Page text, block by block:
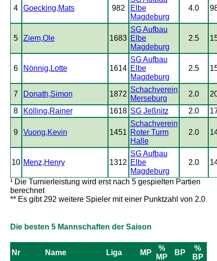
4 Goecking,Mats 982
Elbe
Magdeburg
4.0
5 Ziem,Ole 1683
SG Aufbau
Elbe
Magdeburg
2.5
6 Nönnig,Lotte 1614
SG Aufbau
Elbe
Magdeburg
2.5
7 Donath,Simon 1872
Schachverein
Merseburg
2.0
8 Kölling,Rainer 1618 SG Jeßnitz 2.0
9 Vuong,Kevin 1451
Schachverein
Roter Turm
Halle
2.0
10 Menz,Henry 1312
SG Aufbau
Elbe
Magdeburg
2.0
¹ Die Turnierleistung wird erst nach 5 gespielten Partien
berechnet
** Es gibt 292 weitere Spieler mit einer Punktzahl von 2.0
Die besten 5 Mannschaften der Saison
Nr Name Liga MP
%
MP
BP
%
BP